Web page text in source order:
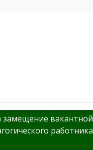
замещение вакантной
работника